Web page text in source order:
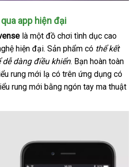
app hiện đại
là một đồ chơi tình dục cao
hiện đạiLazada
. Sản phẩm có thể kết
dễ dàng điều khiểnmới
nhất
. Bạn hoàn toàn
lẻ
rung mới lạ có trên ứng dụng có
rung mới bằng ngón tay ma thuật